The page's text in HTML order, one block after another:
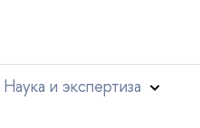
Наука и экспертиза